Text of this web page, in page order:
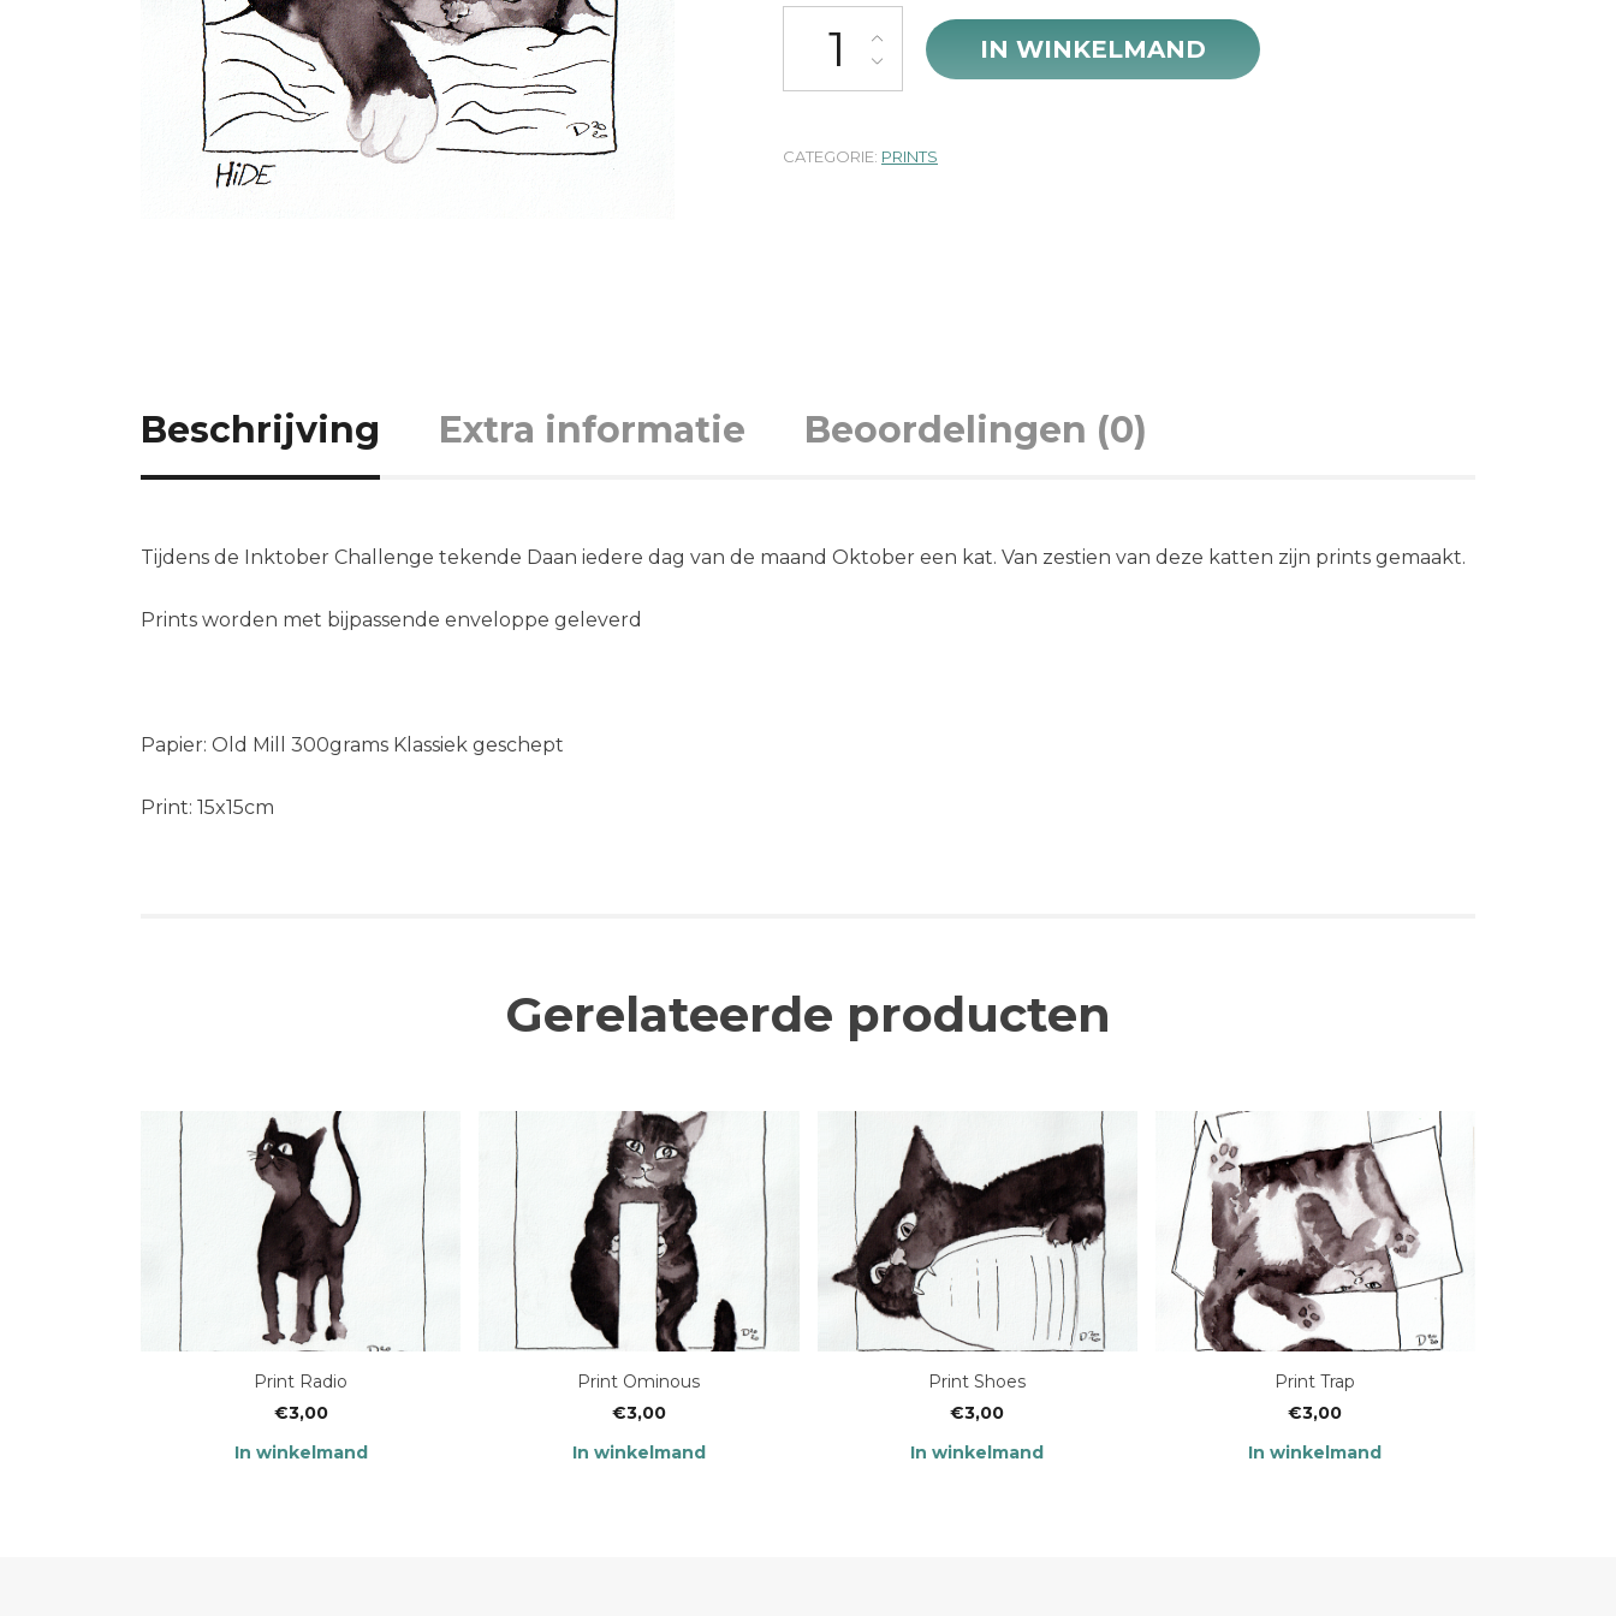
Print Hide aantal
IN WINKELMAND
CATEGORIE: PRINTS
Beschrijving Extra informatie Beoordelingen (0)
Tijdens de Inktober Challenge tekende Daan iedere dag van de maand Oktober een kat. Van zestien van deze katten zijn prints gemaakt.
Prints worden met bijpassende enveloppe geleverd
Papier: Old Mill 300grams Klassiek geschept
Print: 15x15cm
Gerelateerde producten
Print Radio
€3,00
In winkelmand
Print Ominous
€3,00
In winkelmand
Print Shoes
€3,00
In winkelmand
Print Trap
€3,00
In winkelmand